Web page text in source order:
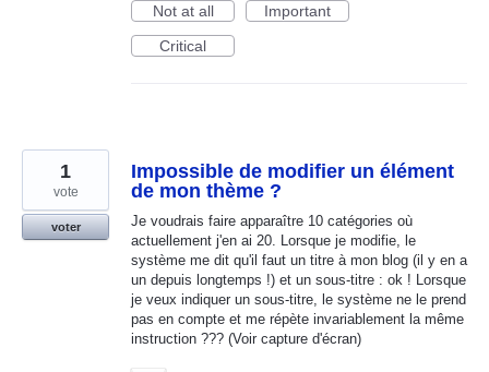
Not at all
Important
Critical
Impossible de modifier un élément
de mon thème ?
Je voudrais faire apparaître 10 catégories où
actuellement j'en ai 20. Lorsque je modifie, le
système me dit qu'il faut un titre à mon blog (il y en a
un depuis longtemps !) et un sous-titre : ok ! Lorsque
je veux indiquer un sous-titre, le système ne le prend
pas en compte et me répète invariablement la même
instruction ??? (Voir capture d'écran)
1
vote
voter